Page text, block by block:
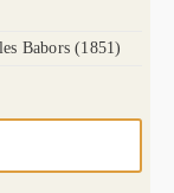
Babors (1851)